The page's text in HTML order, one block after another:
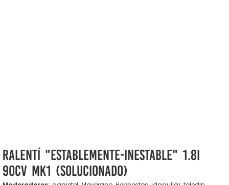
Ralentí "establemente-inestable" 1.8i
90cv mk1 (solucionado)